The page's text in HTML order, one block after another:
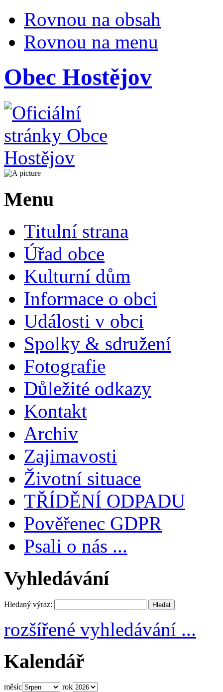
Rovnou na obsah
Rovnou na menu
Obec Hostějov
Menu
Titulní strana
Úřad obce
Kulturní dům
Informace o obci
Události v obci
Spolky & sdružení
Fotografie
Důležité odkazy
Kontakt
Archiv
Zajimavosti
Životní situace
TŘÍDĚNÍ ODPADU
Pověřenec GDPR
Psali o nás ...
Vyhledávání
Hledaný výraz:
rozšířené vyhledávání ...
Kalendář
měsíc rok